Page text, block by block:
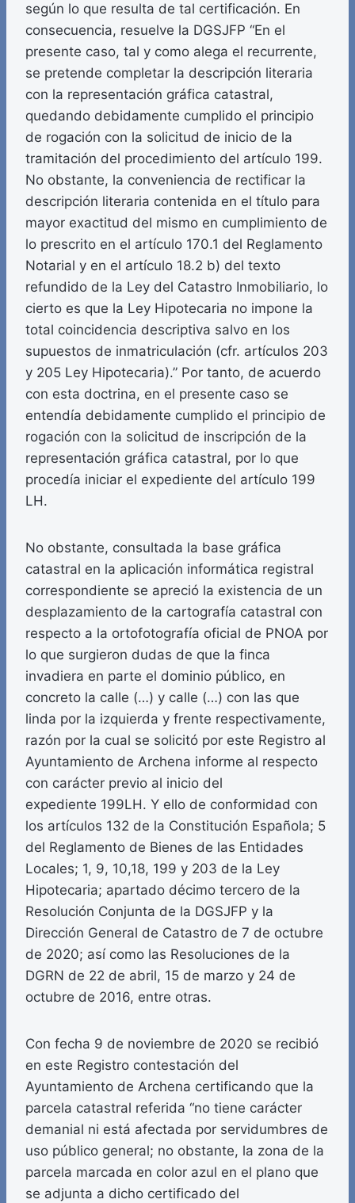
según lo que resulta de tal certificación. En
consecuencia, resuelve la DGSJFP “En el
presente caso, tal y como alega el recurrente,
se pretende completar la descripción literaria
con la representación gráfica catastral,
quedando debidamente cumplido el principio
de rogación con la solicitud de inicio de la
tramitación del procedimiento del artículo 199.
No obstante, la conveniencia de rectificar la
descripción literaria contenida en el título para
mayor exactitud del mismo en cumplimiento de
lo prescrito en el artículo 170.1 del Reglamento
Notarial y en el artículo 18.2 b) del texto
refundido de la Ley del Catastro Inmobiliario, lo
cierto es que la Ley Hipotecaria no impone la
total coincidencia descriptiva salvo en los
supuestos de inmatriculación (cfr. artículos 203
y 205 Ley Hipotecaria).” Por tanto, de acuerdo
con esta doctrina, en el presente caso se
entendía debidamente cumplido el principio de
rogación con la solicitud de inscripción de la
representación gráfica catastral, por lo que
procedía iniciar el expediente del artículo 199
LH.
No obstante, consultada la base gráfica
catastral en la aplicación informática registral
correspondiente se apreció la existencia de un
desplazamiento de la cartografía catastral con
respecto a la ortofotografía oficial de PNOA por
lo que surgieron dudas de que la finca
invadiera en parte el dominio público, en
concreto la calle (…) y calle (…) con las que
linda por la izquierda y frente respectivamente,
razón por la cual se solicitó por este Registro al
Ayuntamiento de Archena informe al respecto
con carácter previo al inicio del
expediente 199LH. Y ello de conformidad con
los artículos 132 de la Constitución Española; 5
del Reglamento de Bienes de las Entidades
Locales; 1, 9, 10,18, 199 y 203 de la Ley
Hipotecaria; apartado décimo tercero de la
Resolución Conjunta de la DGSJFP y la
Dirección General de Catastro de 7 de octubre
de 2020; así como las Resoluciones de la
DGRN de 22 de abril, 15 de marzo y 24 de
octubre de 2016, entre otras.
Con fecha 9 de noviembre de 2020 se recibió
en este Registro contestación del
Ayuntamiento de Archena certificando que la
parcela catastral referida “no tiene carácter
demanial ni está afectada por servidumbres de
uso público general; no obstante, la zona de la
parcela marcada en color azul en el plano que
se adjunta a dicho certificado del